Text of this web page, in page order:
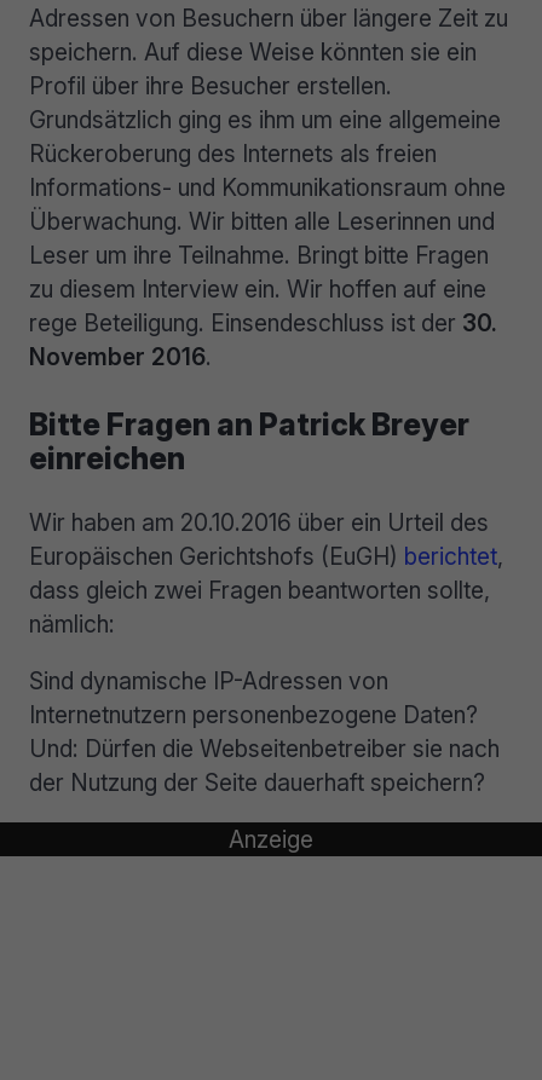
Adressen von Besuchern über längere Zeit zu
speichern. Auf diese Weise könnten sie ein
Profil über ihre Besucher erstellen.
Grundsätzlich ging es ihm um eine allgemeine
Rückeroberung des Internets als freien
Informations- und Kommunikationsraum ohne
Überwachung. Wir bitten alle Leserinnen und
Leser um ihre Teilnahme. Bringt bitte Fragen
zu diesem Interview ein. Wir hoffen auf eine
rege Beteiligung. Einsendeschluss ist der 30.
November 2016.
Bitte Fragen an Patrick Breyer
einreichen
Wir haben am 20.10.2016 über ein Urteil des
Europäischen Gerichtshofs (EuGH) berichtet,
dass gleich zwei Fragen beantworten sollte,
nämlich:
Sind dynamische IP-Adressen von
Internetnutzern personenbezogene Daten?
Und: Dürfen die Webseitenbetreiber sie nach
der Nutzung der Seite dauerhaft speichern?